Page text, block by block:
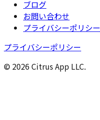
ブログ
お問い合わせ
プライバシーポリシー
プライバシーポリシー
© 2026 Citrus App LLC.